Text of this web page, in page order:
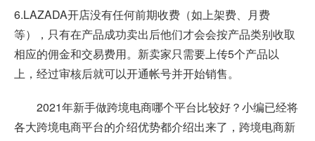
6.LAZADA开店没有任何前期收费（如上架费、月费
等），只有在产品成功卖出后他们才会会按产品类别收取
相应的佣金和交易费用。新卖家只需要上传5个产品以
上，经过审核后就可以开通帐号并开始销售。
2021年新手做跨境电商哪个平台比较好？小编已经将
各大跨境电商平台的介绍优势都介绍出来了，跨境电商新